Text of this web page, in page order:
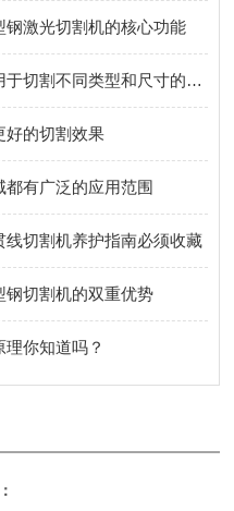
激光切割机的核心功能
型钢切割机器人是一种专门用于切割不同类型和尺寸的钢材的自动化设备
好的切割效果
有广泛的应用范围
切割机养护指南必须收藏
钢切割机的双重优势
你知道吗？